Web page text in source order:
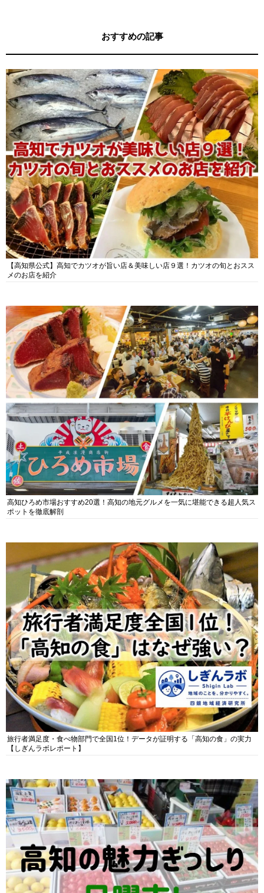
おすすめの記事
【高知県公式】高知でカツオが旨い店＆美味しい店９選！カツオの旬とおスス
メのお店を紹介
高知ひろめ市場おすすめ20選！高知の地元グルメを一気に堪能できる超人気ス
ポットを徹底解剖
旅行者満足度・食べ物部門で全国1位！データが証明する「高知の食」の実力
【しぎんラボレポート】